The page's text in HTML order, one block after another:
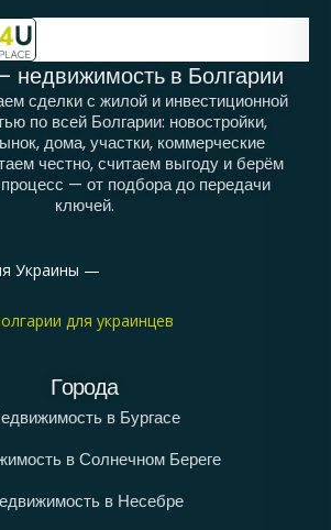
недвижимость в Болгарии
сделки с жилой и инвестиционной
по всей Болгарии: новостройки,
дома, участки, коммерческие
честно, считаем выгоду и берём
— от подбора до передачи
ключей.
Украины —
для украинцев
Города
в Бургасе
в Солнечном Береге
в Несебре